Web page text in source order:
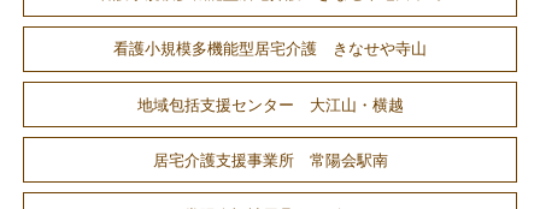
看護小規模多機能型居宅介護 きなせや寺山
地域包括支援センター 大江山・横越
居宅介護支援事業所 常陽会駅南